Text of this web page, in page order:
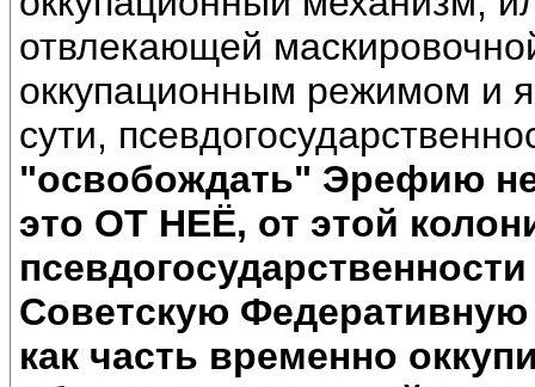
отвлекающей
оккупационным режимом и
сути,
"освобождать" Эрефию не
это ОТ НЕЁ, от этой
Советскую
как часть временно